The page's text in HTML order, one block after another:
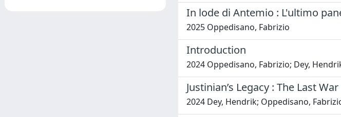
In lode di Antemio : L'ultimo
2025 Oppedisano, Fabrizio
Introduction
2024 Oppedisano, Fabrizio; Dey,
Justinian’s Legacy : The Last
2024 Dey, Hendrik; Oppedisano,